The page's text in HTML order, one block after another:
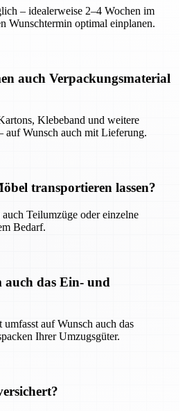
– idealerweise 2–4 Wochen im
Wunschtermin optimal einplanen.
auch Verpackungsmaterial
Klebeband und weitere
auf Wunsch auch mit Lieferung.
transportieren lassen?
Teilumzüge oder einzelne
Bedarf.
das Ein- und
auf Wunsch auch das
Ihrer Umzugsgüter.